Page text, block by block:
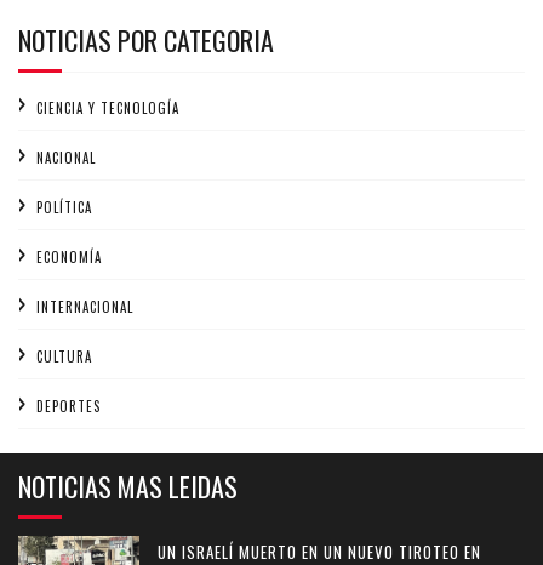
NOTICIAS POR CATEGORIA
CIENCIA Y TECNOLOGÍA
NACIONAL
POLÍTICA
ECONOMÍA
INTERNACIONAL
CULTURA
DEPORTES
NOTICIAS MAS LEIDAS
UN ISRAELÍ MUERTO EN UN NUEVO TIROTEO EN